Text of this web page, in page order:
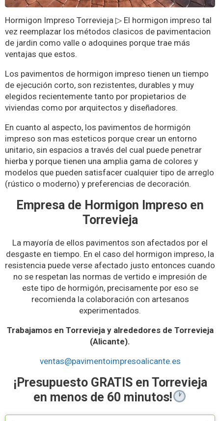
Hormigon Impreso Torrevieja ▷ El hormigon impreso tal
vez reemplazar los métodos clasicos de pavimentacion
de jardin como valle o adoquines porque trae más
ventajas que estos.
Los pavimentos de hormigon impreso tienen un tiempo
de ejecución corto, son rezistentes, durables y muy
elegidos recientemente tanto por propietarios de
viviendas como por arquitectos y diseñadores.
En cuanto al aspecto, los pavimentos de hormigón
impreso son mas esteticos porque crear un entorno
unitario, sin espacios a través del cual puede penetrar
hierba y porque tienen una amplia gama de colores y
modelos que pueden satisfacer cualquier tipo de arreglo
(rústico o moderno) y preferencias de decoración.
Empresa de Hormigon Impreso en
Torrevieja
La mayoría de ellos pavimentos son afectados por el
desgaste en tiempo. En el caso del hormigon impreso, la
resistencia puede verse afectado justo entonces cuando
no se respetan las normas de vertido e impresión de
este tipo de hormigón, precisamente por eso se
recomienda la colaboración con artesanos
experimentados.
Trabajamos en Torrevieja y alrededores de Torrevieja
(Alicante).
ventas@pavimentoimpresoalicante.es
¡Presupuesto GRATIS en Torrevieja
en menos de 60 minutos!